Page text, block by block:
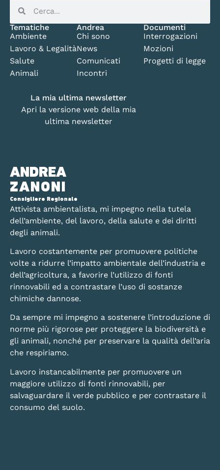
ANDREA
ZANONI
Consigliere Regionale
Attivista ambientalista, mi impegno nella tutela
dell’ambiente, del lavoro, della salute e dei diritti
degli animali.
Lavoro costantemente per promuovere politiche
volte a ridurre l’impatto ambientale dell’industria e
dell’agricoltura, a favorire l’utilizzo di fonti
rinnovabili ed a contrastare l’uso di sostanze
chimiche dannose.
Da sempre mi impegno a sostenere l’introduzione di
norme più rigorose per proteggere la biodiversità e
gli animali, nonché per preservare la qualità dell’aria
che respiriamo.
Lavoro instancabilmente per promuovere un
maggiore utilizzo di fonti rinnovabili, per
salvaguardare il verde pubblico e per contrastare il
consumo del suolo.
Tematiche
Ambiente
Lavoro & Legalità
Salute
Animali
Andrea
Chi sono
News
Comunicati
Incontri
Documenti
Interrogazioni
Mozioni
Progetti di legge
La mia ultima newsletter
Apri la versione web della mia
ultima newsletter